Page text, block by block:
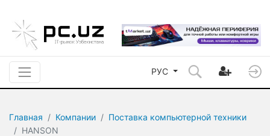
РУС
Главная Компании
Поставка компьютерной техники
HANSON